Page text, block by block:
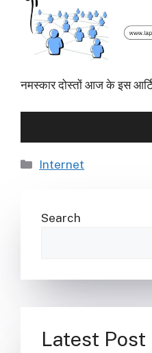
नमस्कार दोस्तों आज के इस
Categories
Internet
Search
Latest Post